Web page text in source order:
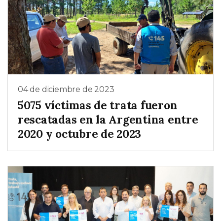
04 de diciembre de 2023
5075 víctimas de trata fueron
rescatadas en la Argentina entre
2020 y octubre de 2023